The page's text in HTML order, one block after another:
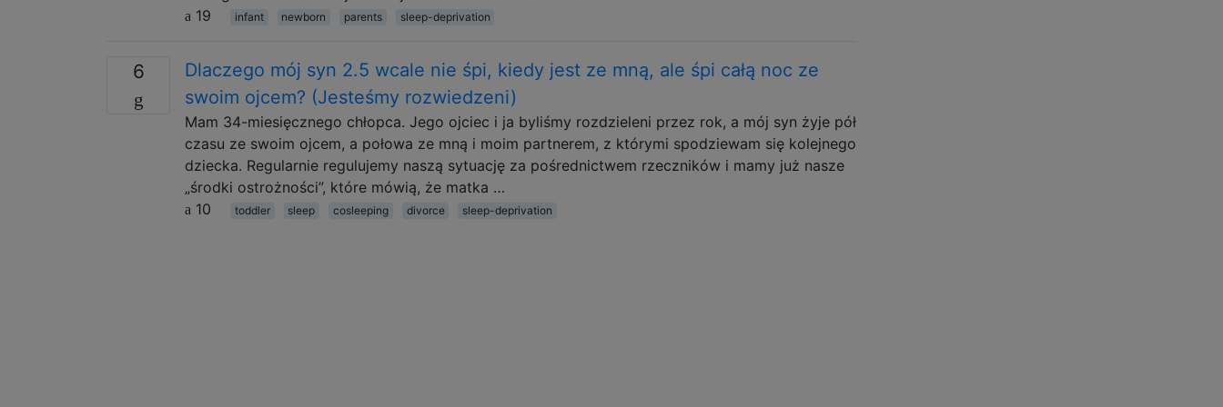
19
infant newborn parents sleep-deprivation
6
Dlaczego mój syn 2.5 wcale nie śpi, kiedy jest ze mną, ale śpi całą noc ze
swoim ojcem? (Jesteśmy rozwiedzeni)
Mam 34-miesięcznego chłopca. Jego ojciec i ja byliśmy rozdzieleni przez rok, a mój syn żyje pół
czasu ze swoim ojcem, a połowa ze mną i moim partnerem, z którymi spodziewam się kolejnego
dziecka. Regularnie regulujemy naszą sytuację za pośrednictwem rzeczników i mamy już nasze
„środki ostrożności”, które mówią, że matka …
10
toddler sleep cosleeping divorce sleep-deprivation